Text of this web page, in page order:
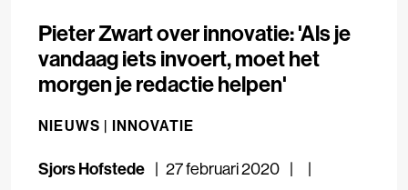
Pieter Zwart over innovatie: 'Als je
vandaag iets invoert, moet het
morgen je redactie helpen'
NIEUWS | INNOVATIE
Sjors Hofstede 27 februari 2020